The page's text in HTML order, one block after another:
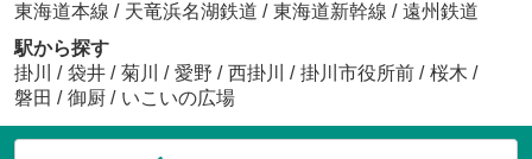
東海道本線 / 天竜浜名湖鉄道 / 東海道新幹線 / 遠州鉄道
駅から探す
掛川
/ 袋井 / 菊川 / 愛野 / 西掛川 / 掛川市役所前 / 桜木 /
磐田 / 御厨 / いこいの広場